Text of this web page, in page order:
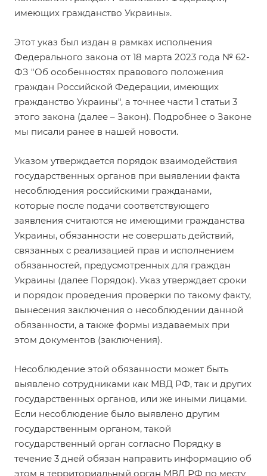
имеющих гражданство Украины».
Этот указ был издан в рамках исполнения
Федерального закона от 18 марта 2023 года № 62-
ФЗ "Об особенностях правового положения
граждан Российской Федерации, имеющих
гражданство Украины", а точнее части 1 статьи 3
этого закона (далее – Закон). Подробнее о Законе
мы писали ранее в нашей новости.
Указом утверждается порядок взаимодействия
государственных органов при выявлении факта
несоблюдения российскими гражданами,
которые после подачи соответствующего
заявления считаются не имеющими гражданства
Украины, обязанности не совершать действий,
связанных с реализацией прав и исполнением
обязанностей, предусмотренных для граждан
Украины (далее Порядок). Указ утверждает сроки
и порядок проведения проверки по такому факту,
вынесения заключения о несоблюдении данной
обязанности, а также формы издаваемых при
этом документов (заключения).
Несоблюдение этой обязанности может быть
выявлено сотрудниками как МВД РФ, так и других
государственных органов, или же иными лицами.
Если несоблюдение было выявлено другим
государственным органом, такой
государственный орган согласно Порядку в
течение 3 дней обязан направить информацию об
этом в территориальный орган МВД РФ по месту